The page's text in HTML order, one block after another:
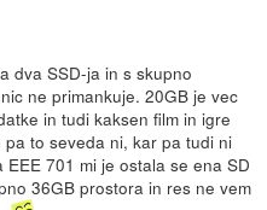
dva SSD-ja in s skupno
ne primankuje. 20GB je vec
in tudi kaksen film in igre
to seveda ni, kar pa tudi ni
701 mi je ostala se ena SD
36GB prostora in res ne vem